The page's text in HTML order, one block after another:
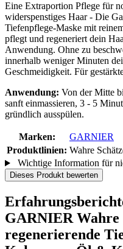
Eine Extraportion Pflege für
widerspenstiges Haar - Die
Tiefenpflege-Maske mit
pflegt und regeneriert dein
Anwendung. Ohne zu
innerhalb weniger Minuten
Geschmeidigkeit. Für
Anwendung: Von der Mitte
sanft einmassieren, 3 - 5
gründlich ausspülen.
Marken:
GARNIER
Produktlinien: Wahre
Wichtige Information für
Dieses Produkt bewerten
GARNIER Wahre
regenerierende